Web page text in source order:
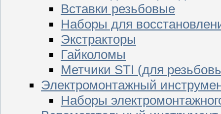
Вставки резьбовые
Наборы для
Экстракторы
Гайколомы
Метчики STI (для
Электромонтажный
Наборы